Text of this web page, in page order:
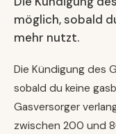
möglich, sobald
mehr nutzt.
Die Kündigung des
sobald du keine
Gasversorger
zwischen 200 und